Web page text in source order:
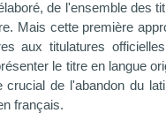
de l'ensemble des
Mais cette première
aux titulatures
le titre en langue
crucial de l'abandon du
français.